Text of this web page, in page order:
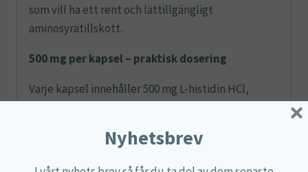
som vill ha ett rent och lättillgängligt
aminosyratillskott.
500 mg per kapsel – praktisk dosering
Varje kapsel innehåller 500 mg L-histidin HCl,
rekommenderad dosering.
Nyhetsbrev
×